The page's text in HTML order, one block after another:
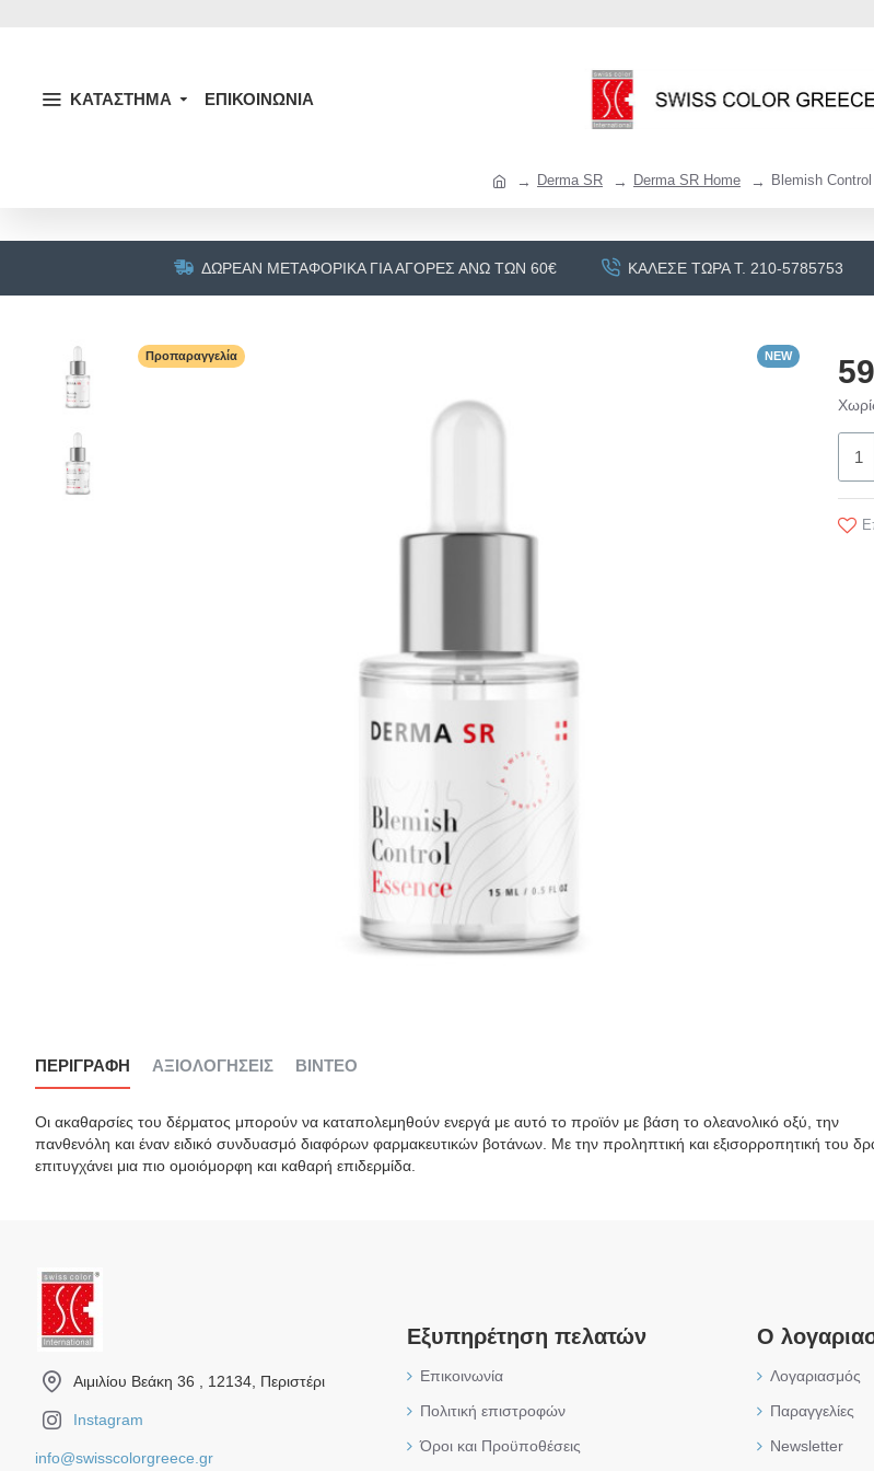
ΚΑΤΑΣΤΗΜΑ ΕΠΙΚΟΙΝΩΝΙΑ
Derma SR Derma SR Home Blemish
ΔΩΡΕΆΝ ΜΕΤΑΦΟΡΙΚΆ ΓΙΑ ΑΓΟΡΈΣ ΆΝΩ ΤΩΝ 60€ ΚΆΛΕΣΕ ΤΏΡΑ Τ. 210-5785753
NEW
Προπαραγγελία
ΠΕΡΙΓΡΑΦΉ ΑΞΙΟΛΟΓΉΣΕΙΣ ΒΊΝΤΕΟ
Οι ακαθαρσίες του δέρματος μπορούν να καταπολεμηθούν ενεργά με αυτό το προϊόν με βάση το ολεανολικό οξύ, την
πανθενόλη και έναν ειδικό συνδυασμό διαφόρων φαρμακευτικών βοτάνων. Με την προληπτική και εξισορροπητική του
επιτυγχάνει μια πιο ομοιόμορφη και καθαρή επιδερμίδα.
Αιμιλίου Βεάκη 36 , 12134, Περιστέρι
Instagram
info@swisscolorgreece.gr
Εξυπηρέτηση πελατών
Επικοινωνία
Πολιτική επιστροφών
Όροι και Προϋποθέσεις
Ο
Λογαριασμός
Παραγγελίες
Newsletter